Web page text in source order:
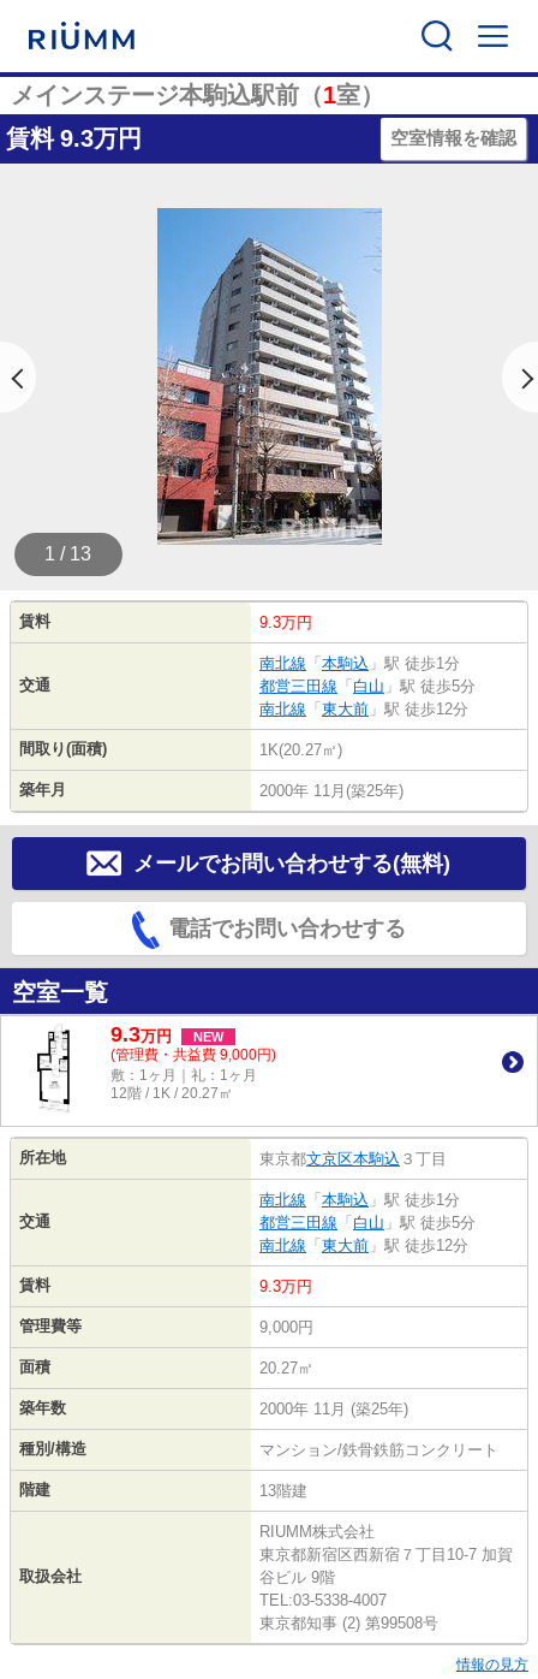
メインステージ本駒込駅前（1室）
賃料 9.3万円 空室情報を確認
1 / 13
賃料 9.3万円
交通
南北線 「 本駒込 」駅 徒歩1分
都営三田線 「 白山 」駅 徒歩5分
南北線 「 東大前 」駅 徒歩12分
間取り(面積) 1K(20.27㎡)
築年月 2000年 11月(築25年)
メールでお問い合わせする(無料)
電話でお問い合わせする
空室一覧
9.3万円 NEW
(管理費・共益費 9,000円)
敷：1ヶ月｜礼：1ヶ月
12階 / 1K / 20.27㎡
所在地 東京都文京区本駒込 ３丁目
交通
南北線 「 本駒込 」駅 徒歩1分
都営三田線 「 白山 」駅 徒歩5分
南北線 「 東大前 」駅 徒歩12分
賃料 9.3万円
管理費等 9,000円
面積 20.27㎡
築年数 2000年 11月 (築25年)
種別/構造 マンション/鉄骨鉄筋コンクリート
階建 13階建
取扱会社
RIUMM株式会社
東京都新宿区西新宿７丁目10-7 加賀
谷ビル 9階
TEL:03-5338-4007
東京都知事 (2) 第99508号
情報の見方